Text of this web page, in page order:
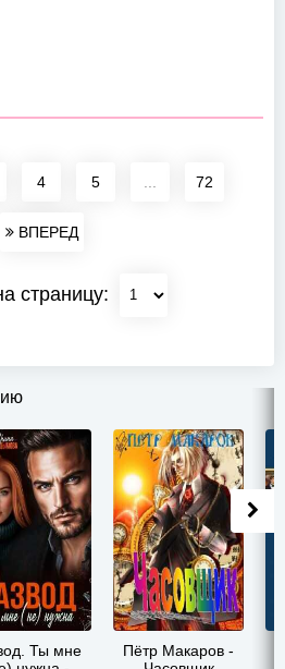
4 5 72
ВПЕРЕД
страницу:
Ты мне
Пётр Макаров -